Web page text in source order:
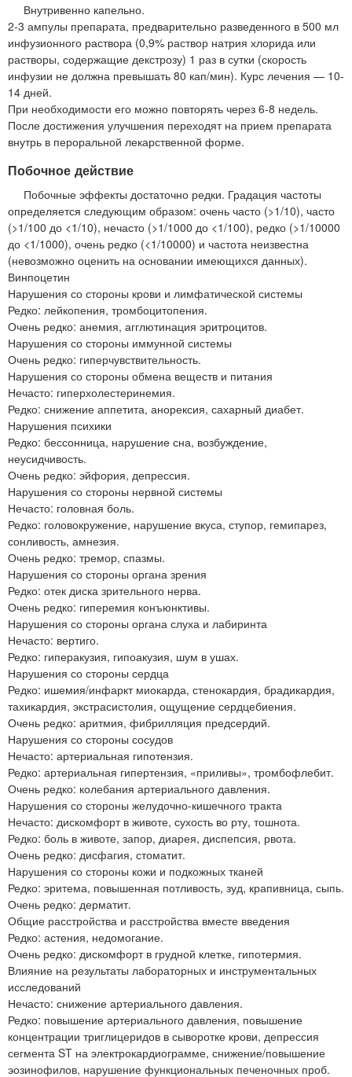
Внутривенно капельно.
2-3 ампулы препарата, предварительно разведенного в 500 мл
инфузионного раствора (0,9% раствор натрия хлорида или
растворы, содержащие декстрозу) 1 раз в сутки (скорость
инфузии не должна превышать 80 кап/мин). Курс лечения — 10-
14 дней.
При необходимости его можно повторять через 6-8 недель.
После достижения улучшения переходят на прием препарата
внутрь в пероральной лекарственной форме.
Побочное действие
Побочные эффекты достаточно редки. Градация частоты
определяется следующим образом: очень часто (>1/10), часто
(>1/100 до <1/10), нечасто (>1/1000 до <1/100), редко (>1/10000
до <1/1000), очень редко (<1/10000) и частота неизвестна
(невозможно оценить на основании имеющихся данных).
Винпоцетин
Нарушения со стороны крови и лимфатической системы
Редко: лейкопения, тромбоцитопения.
Очень редко: анемия, агглютинация эритроцитов.
Нарушения со стороны иммунной системы
Очень редко: гиперчувствительность.
Нарушения со стороны обмена веществ и питания
Нечасто: гиперхолестеринемия.
Редко: снижение аппетита, анорексия, сахарный диабет.
Нарушения психики
Редко: бессонница, нарушение сна, возбуждение,
неусидчивость.
Очень редко: эйфория, депрессия.
Нарушения со стороны нервной системы
Нечасто: головная боль.
Редко: головокружение, нарушение вкуса, ступор, гемипарез,
сонливость, амнезия.
Очень редко: тремор, спазмы.
Нарушения со стороны органа зрения
Редко: отек диска зрительного нерва.
Очень редко: гиперемия конъюнктивы.
Нарушения со стороны органа слуха и лабиринта
Нечасто: вертиго.
Редко: гиперакузия, гипоакузия, шум в ушах.
Нарушения со стороны сердца
Редко: ишемия/инфаркт миокарда, стенокардия, брадикардия,
тахикардия, экстрасистолия, ощущение сердцебиения.
Очень редко: аритмия, фибрилляция предсердий.
Нарушения со стороны сосудов
Нечасто: артериальная гипотензия.
Редко: артериальная гипертензия, «приливы», тромбофлебит.
Очень редко: колебания артериального давления.
Нарушения со стороны желудочно-кишечного тракта
Нечасто: дискомфорт в животе, сухость во рту, тошнота.
Редко: боль в животе, запор, диарея, диспепсия, рвота.
Очень редко: дисфагия, стоматит.
Нарушения со стороны кожи и подкожных тканей
Редко: эритема, повышенная потливость, зуд, крапивница, сыпь.
Очень редко: дерматит.
Общие расстройства и расстройства вместе введения
Редко: астения, недомогание.
Очень редко: дискомфорт в грудной клетке, гипотермия.
Влияние на результаты лабораторных и инструментальных
исследований
Нечасто: снижение артериального давления.
Редко: повышение артериального давления, повышение
концентрации триглицеридов в сыворотке крови, депрессия
сегмента ST на электрокардиограмме, снижение/повышение
эозинофилов, нарушение функциональных печеночных проб.